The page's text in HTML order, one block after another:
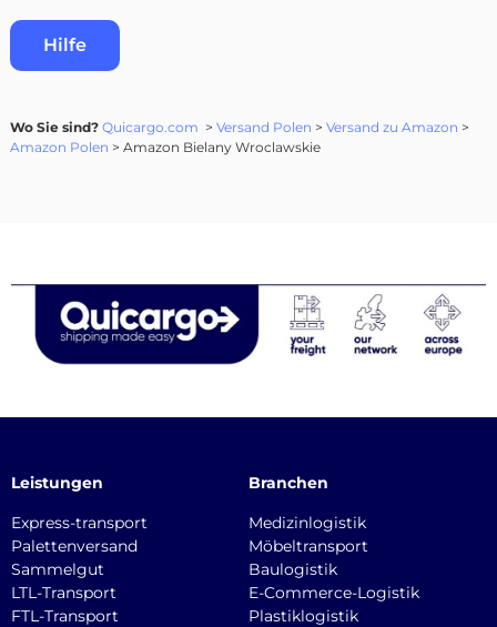
Hilfe
Wo Sie sind? Quicargo.com > Versand Polen > Versand zu Amazon >
Amazon Polen > Amazon Bielany Wroclawskie
Leistungen
Express-transport
Palettenversand
Sammelgut
LTL-Transport
FTL-Transport
Branchen
Medizinlogistik
Möbeltransport
Baulogistik
E-Commerce-Logistik
Plastiklogistik